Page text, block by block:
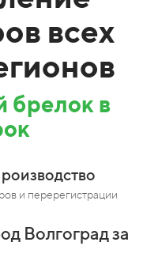
всех
брелок в
и перерегистрации
Волгоград за